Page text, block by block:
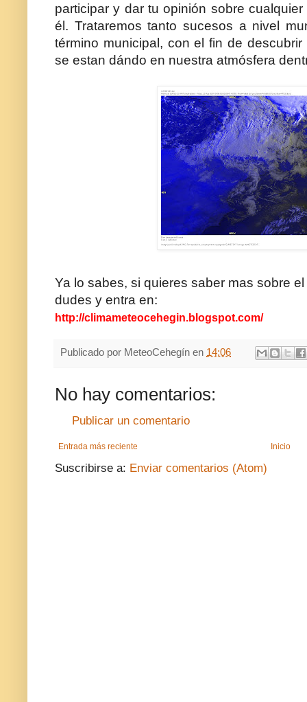
participar y dar tu opinión sobre
él. Trataremos tanto sucesos a nivel
término municipal, con el fin de
se estan dándo en nuestra atmósfera
Ya lo sabes, si quieres saber mas sobre
dudes y entra en:
http://climameteocehegin.blogspot.com/
Publicado por MeteoCehegín en 14:06
No hay comentarios:
Publicar un comentario
Entrada más reciente Inicio
Suscribirse a: Enviar comentarios (Atom)